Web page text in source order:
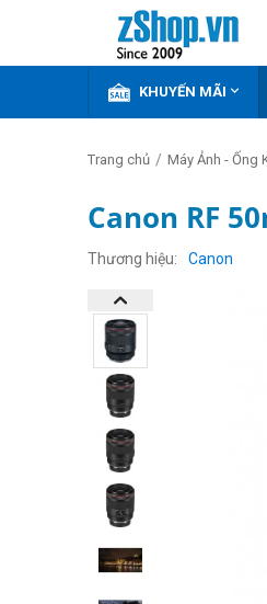
KHUYẾN MÃI 
Trang chủ / Máy Ảnh - Ống
Canon RF
Thương hiệu Canon